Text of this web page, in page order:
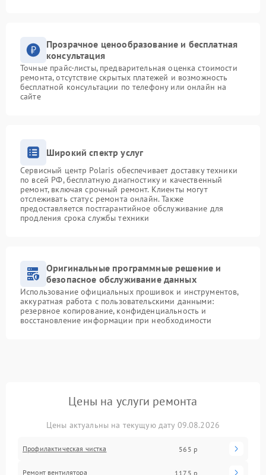
Прозрачное ценообразование и бесплатная
консультация
Точные прайс-листы, предварительная оценка стоимости
ремонта, отсутствие скрытых платежей и возможность
бесплатной консультации по телефону или онлайн на
сайте
Широкий спектр услуг
Сервисный центр Polaris обеспечивает доставку техники
по всей РФ, бесплатную диагностику и качественный
ремонт, включая срочный ремонт. Клиенты могут
отслеживать статус ремонта онлайн. Также
предоставляется постгарантийное обслуживание для
продления срока службы техники
Оригинальные программные решение и
безопасное обслуживание данных
Использование официальных прошивок и инструментов,
аккуратная работа с пользовательскими данными:
резервное копирование, конфиденциальность и
восстановление информации при необходимости
Цены на услуги ремонта
Цены актуальны на текущую дату 09.08.2026
Профилактическая чистка 565 р
Ремонт вентилятора 1175 р